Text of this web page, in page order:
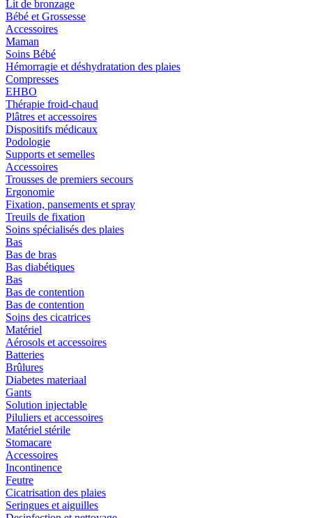
Lit de bronzage
Bébé et Grossesse
Accessoires
Maman
Soins Bébé
Hémorragie et déshydratation des plaies
Compresses
EHBO
Thérapie froid-chaud
Plâtres et accessoires
Dispositifs médicaux
Podologie
Supports et semelles
Accessoires
Trousses de premiers secours
Ergonomie
Fixation, pansements et spray
Treuils de fixation
Soins spécialisés des plaies
Bas
Bas de bras
Bas diabétiques
Bas
Bas de contention
Bas de contention
Soins des cicatrices
Matériel
Aérosols et accessoires
Batteries
Brûlures
Diabetes materiaal
Gants
Solution injectable
Piluliers et accessoires
Matériel stérile
Stomacare
Accessoires
Incontinence
Feutre
Cicatrisation des plaies
Seringues et aiguilles